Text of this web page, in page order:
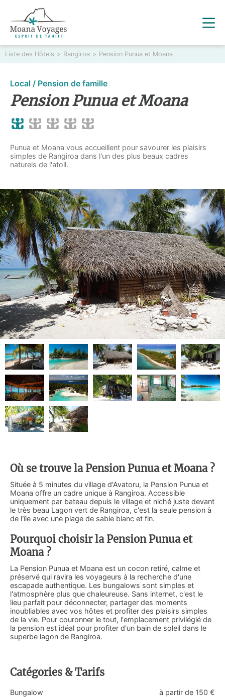
Liste des Hôtels > Rangiroa > Pension Punua et Moana
Local / Pension de famille
Pension Punua et Moana
Punua et Moana vous accueillent pour savourer les plaisirs
simples de Rangiroa dans l'un des plus beaux cadres
naturels de l'atoll.
Où se trouve la Pension Punua et Moana ?
Située à 5 minutes du village d'Avatoru, la Pension Punua et
Moana offre un cadre unique à Rangiroa. Accessible
uniquement par bateau depuis le village et niché juste devant
le très beau Lagon vert de Rangiroa, c'est la seule pension à
de l'île avec une plage de sable blanc et fin.
Pourquoi choisir la Pension Punua et
Moana ?
La Pension Punua et Moana est un cocon retiré, calme et
préservé qui ravira les voyageurs à la recherche d'une
escapade authentique. Les bungalows sont simples et
l'atmosphère plus que chaleureuse. Sans internet, c'est le
lieu parfait pour déconnecter, partager des moments
inoubliables avec vos hôtes et profiter des plaisirs simples
de la vie. Pour couronner le tout, l'emplacement privilégié de
la pension est idéal pour profiter d'un bain de soleil dans le
superbe lagon de Rangiroa.
Catégories & Tarifs
à partir de 150 €
Bungalow